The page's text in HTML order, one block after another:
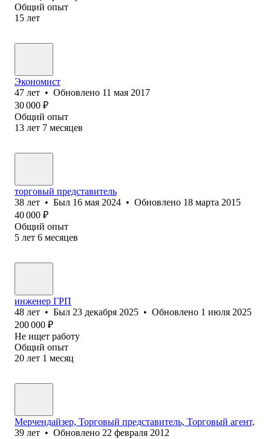
Общий опыт
15 лет
Экономист
47 лет • Обновлено 11 мая 2017
30 000 ₽
Общий опыт
13 лет 7 месяцев
торговый представитель
38 лет • Был 16 мая 2024 • Обновлено 18 марта 2015
40 000 ₽
Общий опыт
5 лет 6 месяцев
инженер ГРП
48 лет • Был 23 декабря 2025 • Обновлено 1 июля 2025
200 000 ₽
Не ищет работу
Общий опыт
20 лет 1 месяц
Мерчендайзер, Торговый представитель, Торговый агент,
39 лет • Обновлено 22 февраля 2012